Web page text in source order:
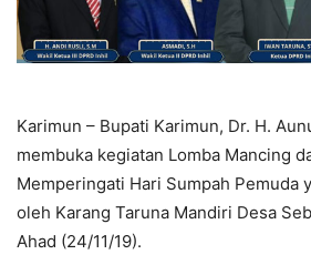
Karimun – Bupati Karimun, Dr. H.
membuka kegiatan Lomba Mancing
Memperingati Hari Sumpah Pemuda
oleh Karang Taruna Mandiri Desa
Ahad (24/11/19).